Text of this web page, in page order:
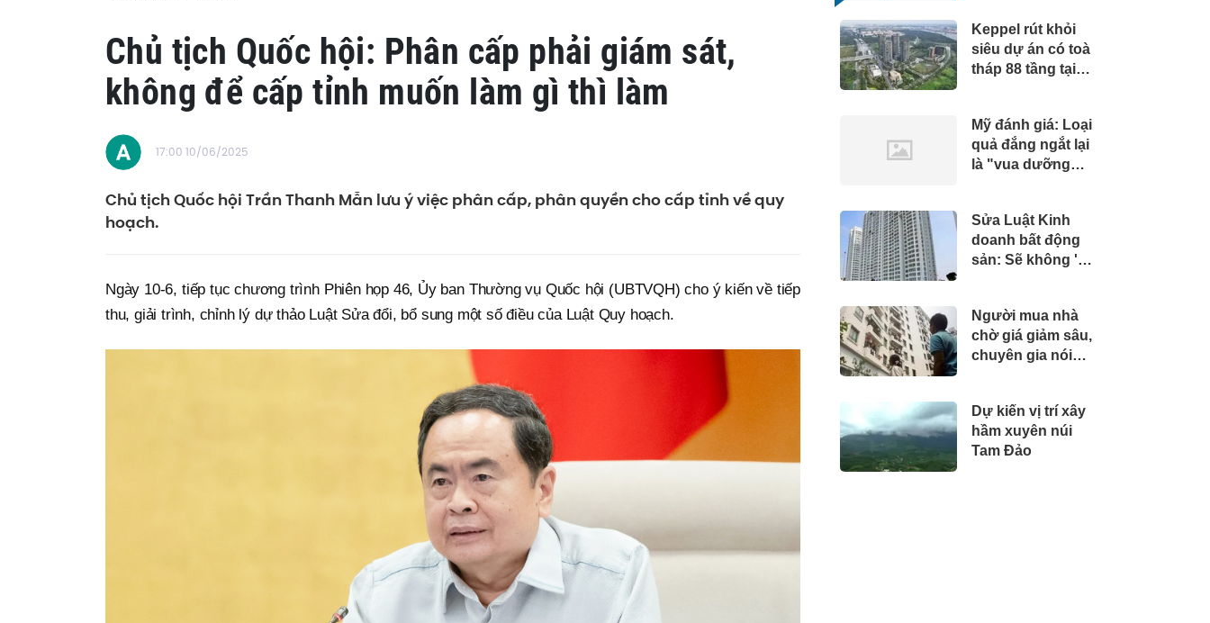
Chủ tịch Quốc hội: Phân cấp phải giám sát,
không để cấp tỉnh muốn làm gì thì làm
17:00 10/06/2025
Chủ tịch Quốc hội Trần Thanh Mẫn lưu ý việc phân cấp, phân quyền cho cấp tỉnh về quy
hoạch.
Ngày 10-6, tiếp tục chương trình Phiên họp 46, Ủy ban Thường vụ Quốc hội (UBTVQH) cho ý kiến về tiếp
thu, giải trình, chỉnh lý dự thảo Luật Sửa đổi, bổ sung một số điều của Luật Quy hoạch.
Keppel rút khỏi
siêu dự án có toà
tháp 88 tầng tại
tỷ đồng
Mỹ đánh giá: Loại
quả đắng ngắt lại
là "vua dưỡng
sớm thấy 5 thay
đổi tích cực
Sửa Luật Kinh
doanh bất động
sản: Sẽ không 'vẽ'
Người mua nhà
chờ giá giảm sâu,
chuyên gia nói
Dự kiến vị trí xây
hầm xuyên núi
Tam Đảo